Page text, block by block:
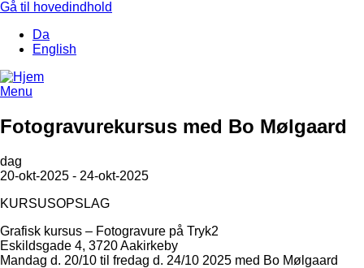
Gå til hovedindhold
Da
English
Menu
Fotogravurekursus med Bo Mølgaard
dag
20-okt-2025 - 24-okt-2025
KURSUSOPSLAG
Grafisk kursus – Fotogravure på Tryk2
Eskildsgade 4, 3720 Aakirkeby
Mandag d. 20/10 til fredag d. 24/10 2025 med Bo Mølgaard